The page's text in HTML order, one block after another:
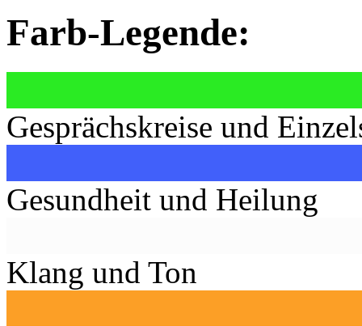
Farb-Legende:
Gesprächskreise und
Gesundheit und Heilung
Klang und Ton